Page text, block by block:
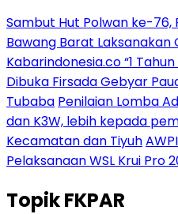
Sambut Hut Polwan ke-76,
Bawang Barat Laksanakan
Kabarindonesia.co “1
Dibuka Firsada Gebyar
Tubaba Penilaian Lomba
dan K3W, lebih kepada
Kecamatan dan Tiyuh
Pelaksanaan WSL Krui Pro
TopikFKPAR